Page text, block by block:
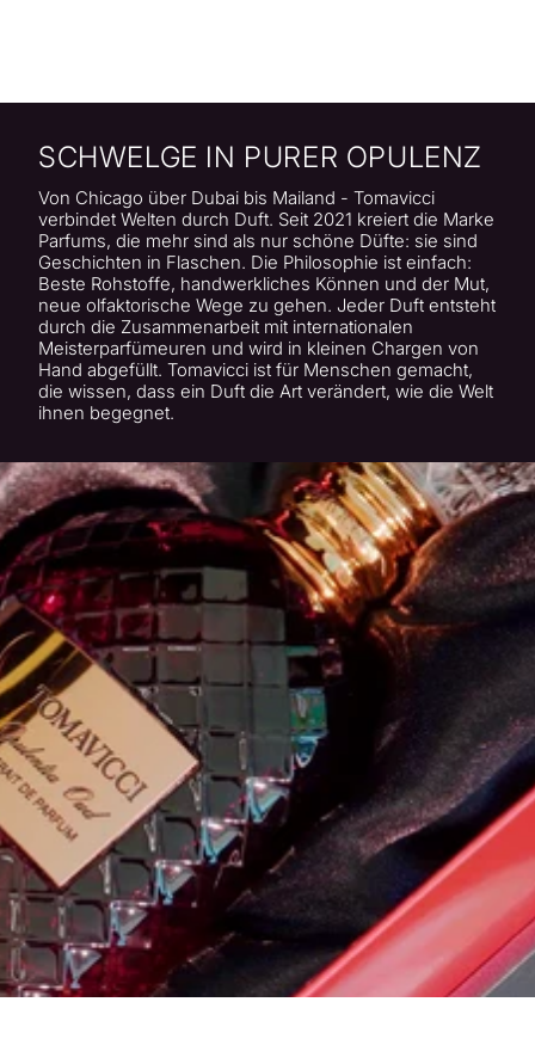
SCHWELGE IN PURER OPULENZ
Von Chicago über Dubai bis Mailand - Tomavicci
verbindet Welten durch Duft. Seit 2021 kreiert die Marke
Parfums, die mehr sind als nur schöne Düfte: sie sind
Geschichten in Flaschen. Die Philosophie ist einfach:
Beste Rohstoffe, handwerkliches Können und der Mut,
neue olfaktorische Wege zu gehen. Jeder Duft entsteht
durch die Zusammenarbeit mit internationalen
Meisterparfümeuren und wird in kleinen Chargen von
Hand abgefüllt. Tomavicci ist für Menschen gemacht,
die wissen, dass ein Duft die Art verändert, wie die Welt
ihnen begegnet.